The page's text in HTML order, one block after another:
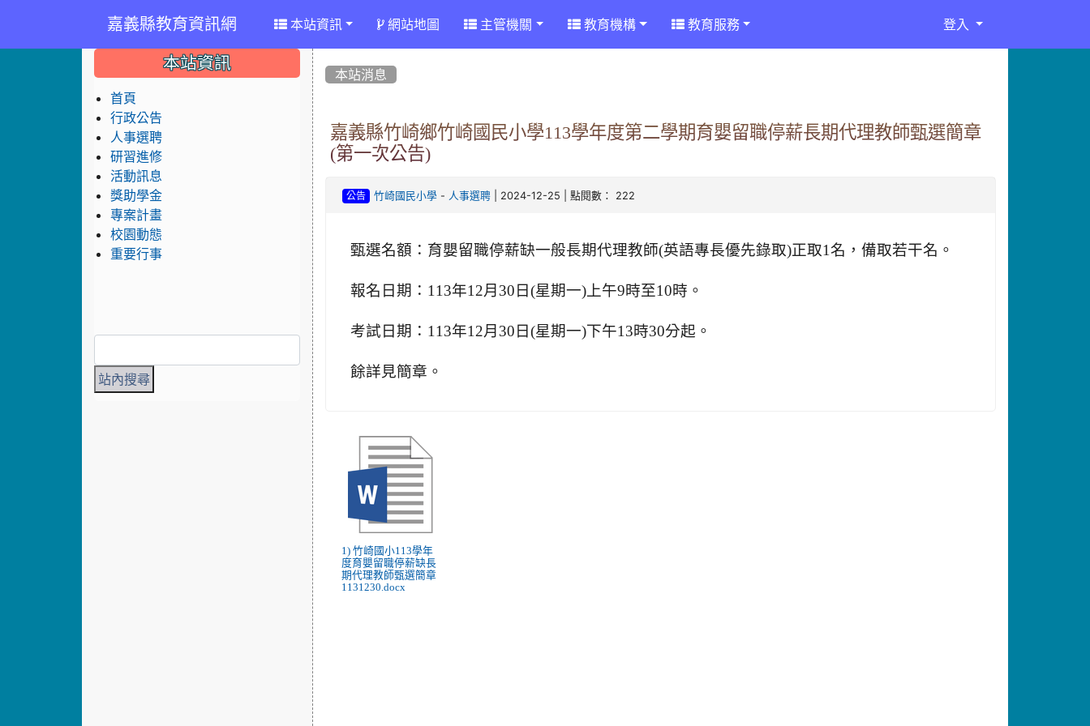
嘉義縣教育資訊網 本站資訊 網站地圖 主管機關 教育機構 教育服務 登入
本站消息
嘉義縣竹崎鄉竹崎國民小學113學年度第二學期育嬰留職停薪長期代理教師甄選簡章
(第一次公告)
公告 竹崎國民小學 - 人事選聘 | 2024-12-25 | 點閱數： 222
甄選名額：育嬰留職停薪缺一般長期代理教師(英語專長優先錄取)正取1名，備取若干名。
報名日期：113年12月30日(星期一)上午9時至10時。
考試日期：113年12月30日(星期一)下午13時30分起。
餘詳見簡章。
1) 竹崎國小113學年
度育嬰留職停薪缺長
期代理教師甄選簡章
1131230.docx
::: 本站資訊
首頁
行政公告
人事選聘
研習進修
活動訊息
獎助學金
專案計畫
校園動態
重要行事